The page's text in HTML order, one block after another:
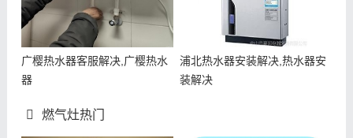
广樱热水器客服解决,广樱热水
器
浦北热水器安装解决,热水器安
装解决
燃气灶热门